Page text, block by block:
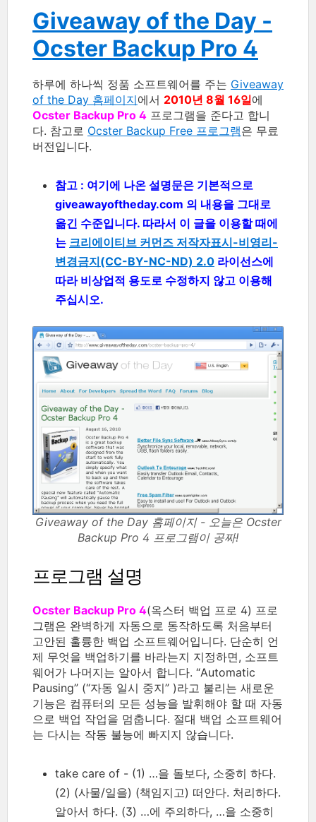
Giveaway of the Day -
Ocster Backup Pro 4
하루에 하나씩 정품 소프트웨어를 주는 Giveaway
of the Day 홈페이지에서 2010년 8월 16일에
Ocster Backup Pro 4 프로그램을 준다고 합니
다. 참고로 Ocster Backup Free 프로그램은 무료
버전입니다.
참고 : 여기에 나온 설명문은 기본적으로
giveawayoftheday.com 의 내용을 그대로
옮긴 수준입니다. 따라서 이 글을 이용할 때에
는 크리에이티브 커먼즈 저작자표시-비영리-
변경금지(CC-BY-NC-ND) 2.0 라이선스에
따라 비상업적 용도로 수정하지 않고 이용해
주십시오.
Giveaway of the Day 홈페이지 - 오늘은 Ocster
Backup Pro 4 프로그램이 공짜!
프로그램 설명
Ocster Backup Pro 4(옥스터 백업 프로 4) 프로
그램은 완벽하게 자동으로 동작하도록 처음부터
고안된 훌륭한 백업 소프트웨어입니다. 단순히 언
제 무엇을 백업하기를 바라는지 지정하면, 소프트
웨어가 나머지는 알아서 합니다. “Automatic
Pausing” (“자동 일시 중지” )라고 불리는 새로운
기능은 컴퓨터의 모든 성능을 발휘해야 할 때 자동
으로 백업 작업을 멈춥니다. 절대 백업 소프트웨어
는 다시는 작동 불능에 빠지지 않습니다.
take care of - (1) …을 돌보다, 소중히 하다.
(2) (사물/일을) (책임지고) 떠안다. 처리하다.
알아서 하다. (3) …에 주의하다, …을 소중히